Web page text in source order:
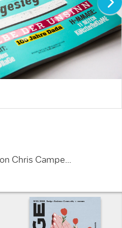
Chris Campe...